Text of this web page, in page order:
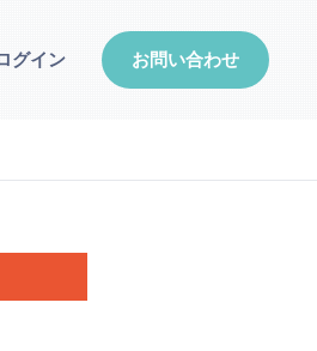
グイン お問い合わせ